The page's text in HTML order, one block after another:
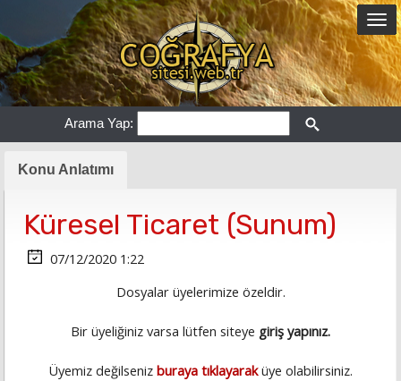
Arama Yap:
Konu Anlatımı
Küresel Ticaret (Sunum)
07/12/2020 1:22
Dosyalar üyelerimize özeldir.
Bir üyeliğiniz varsa lütfen siteye giriş yapınız.
Üyemiz değilseniz buraya tıklayaraküye olabilirsiniz.